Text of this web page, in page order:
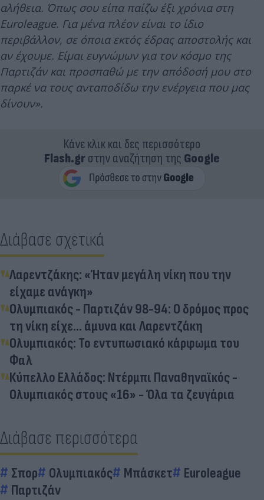
αλήθεια. Όπως σου είπα παίζω έξι χρόνια στη
Euroleague. Για μένα πλέον είναι το ίδιο
περιβάλλον, σε όποια εκτός έδρας αποστολής και
αν έχουμε. Είμαι ευγνώμων για τον κόσμο της
Παρτιζάν και προσπαθώ με την απόδοσή μου στο
παρκέ να τους ανταποδίδω την ενέργεια που μας
δίνουν».
Κάνε κλικ και δες περισσότερο
Flash.grστην αναζήτηση της Google
Διάβασε σχετικά
Λαρεντζάκης: «Ήταν μεγάλη νίκη που την
είχαμε ανάγκη»
Ολυμπιακός - Παρτιζάν 98-94: Ο δρόμος προς
τη νίκη είχε... άμυνα και Λαρεντζάκη
Ολυμπιακός: Το εντυπωσιακό κάρφωμα του
Φαλ
Κύπελλο Ελλάδος: Ντέρμπι Παναθηναϊκός -
Ολυμπιακός στους «16» - Όλα τα ζευγάρια
Διάβασε περισσότερα
Σπορ Ολυμπιακός Μπάσκετ
Euroleague
Παρτιζάν